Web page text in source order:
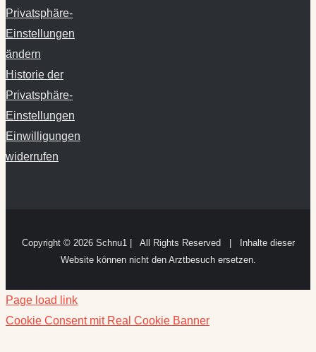
Privatsphäre-
Einstellungen
ändern
Historie der
Privatsphäre-
Einstellungen
Einwilligungen
widerrufen
Copyright © 2026 Schnu1 | All Rights Reserved | Inhalte dieser
Website können nicht den Arztbesuch ersetzen.
Page load link
Cookie Consent mit Real Cookie Banner